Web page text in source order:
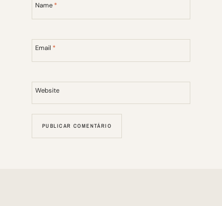
Name *
Email *
Website